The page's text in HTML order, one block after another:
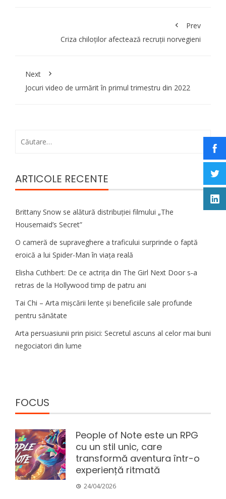
Prev
Criza chiloților afectează recruții norvegieni
Next
Jocuri video de urmărit în primul trimestru din 2022
ARTICOLE RECENTE
Brittany Snow se alătură distribuției filmului „The
Housemaid’s Secret”
O cameră de supraveghere a traficului surprinde o faptă
eroică a lui Spider-Man în viața reală
Elisha Cuthbert: De ce actrița din The Girl Next Door s‑a
retras de la Hollywood timp de patru ani
Tai Chi – Arta mișcării lente și beneficiile sale profunde
pentru sănătate
Arta persuasiunii prin pisici: Secretul ascuns al celor mai buni
negociatori din lume
FOCUS
People of Note este un RPG
cu un stil unic, care
transformă aventura într-o
experiență ritmată
24/04/2026